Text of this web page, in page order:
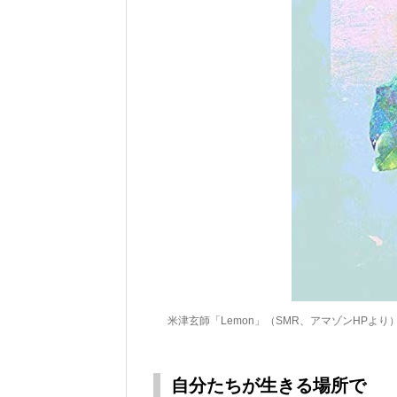
米津玄師「Lemon」（SMR、アマゾンHPより
自分たちが生きる場所で